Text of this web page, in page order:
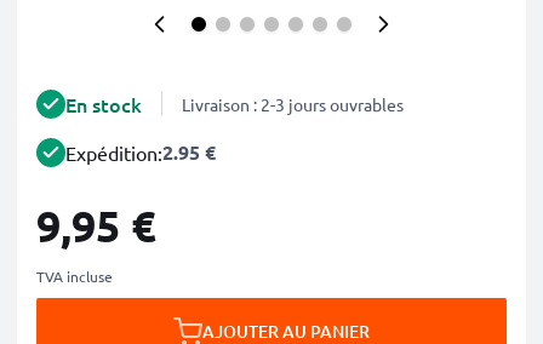
En stock Livraison : 2-3 jours ouvrables
Expédition:2.95 €
9,95 €
TVA incluse
AJOUTER AU PANIER